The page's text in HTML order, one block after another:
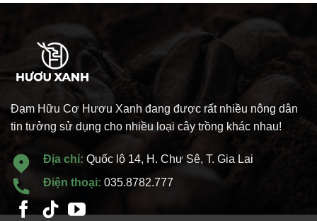
Đạm Hữu Cơ Hươu Xanh đang được rất nhiều nông dân
tin tưởng sử dụng cho nhiều loại cây trồng khác nhau!
Địa chỉ: Quốc lộ 14, H. Chư Sê, T. Gia Lai
Điện thoại: 035.8782.777